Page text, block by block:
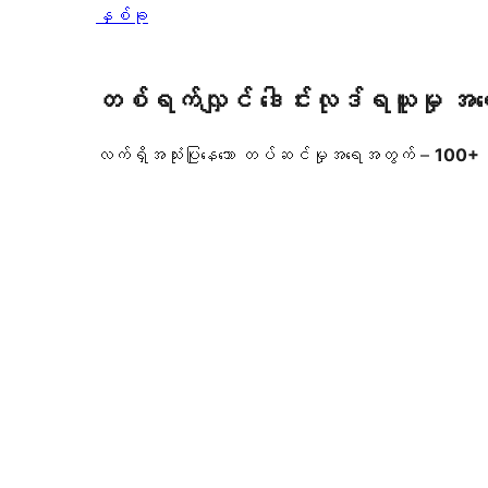
နှစ်ခု
တစ်ရက်လျှင် ဒေါင်းလုဒ်ရယူမှု
လက်ရှိအသုံးပြုနေသော တပ်ဆင်မှုအရေအတွက် – 100+